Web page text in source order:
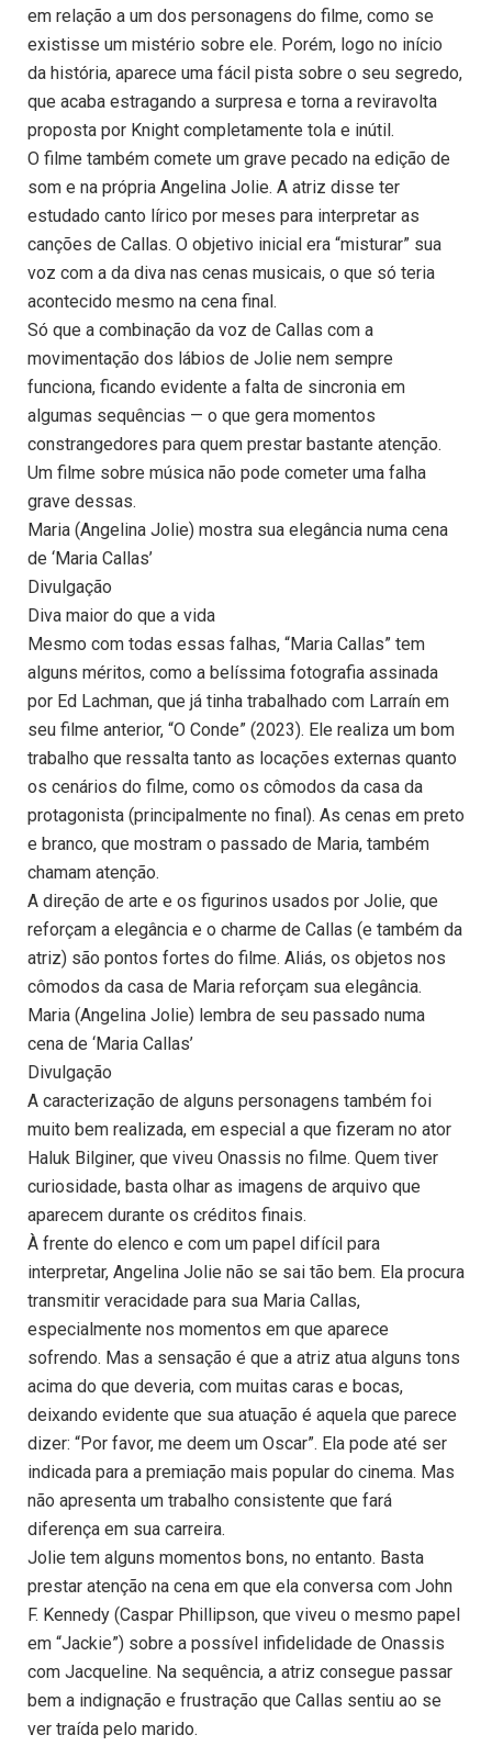
em relação a um dos personagens do filme, como se
existisse um mistério sobre ele. Porém, logo no início
da história, aparece uma fácil pista sobre o seu segredo,
que acaba estragando a surpresa e torna a reviravolta
proposta por Knight completamente tola e inútil.
O filme também comete um grave pecado na edição de
som e na própria Angelina Jolie. A atriz disse ter
estudado canto lírico por meses para interpretar as
canções de Callas. O objetivo inicial era “misturar” sua
voz com a da diva nas cenas musicais, o que só teria
acontecido mesmo na cena final.
Só que a combinação da voz de Callas com a
movimentação dos lábios de Jolie nem sempre
funciona, ficando evidente a falta de sincronia em
algumas sequências — o que gera momentos
constrangedores para quem prestar bastante atenção.
Um filme sobre música não pode cometer uma falha
grave dessas.
Maria (Angelina Jolie) mostra sua elegância numa cena
de ‘Maria Callas’
Divulgação
Diva maior do que a vida
Mesmo com todas essas falhas, “Maria Callas” tem
alguns méritos, como a belíssima fotografia assinada
por Ed Lachman, que já tinha trabalhado com Larraín em
seu filme anterior, “O Conde” (2023). Ele realiza um bom
trabalho que ressalta tanto as locações externas quanto
os cenários do filme, como os cômodos da casa da
protagonista (principalmente no final). As cenas em preto
e branco, que mostram o passado de Maria, também
chamam atenção.
A direção de arte e os figurinos usados por Jolie, que
reforçam a elegância e o charme de Callas (e também da
atriz) são pontos fortes do filme. Aliás, os objetos nos
cômodos da casa de Maria reforçam sua elegância.
Maria (Angelina Jolie) lembra de seu passado numa
cena de ‘Maria Callas’
Divulgação
A caracterização de alguns personagens também foi
muito bem realizada, em especial a que fizeram no ator
Haluk Bilginer, que viveu Onassis no filme. Quem tiver
curiosidade, basta olhar as imagens de arquivo que
aparecem durante os créditos finais.
À frente do elenco e com um papel difícil para
interpretar, Angelina Jolie não se sai tão bem. Ela procura
transmitir veracidade para sua Maria Callas,
especialmente nos momentos em que aparece
sofrendo. Mas a sensação é que a atriz atua alguns tons
acima do que deveria, com muitas caras e bocas,
deixando evidente que sua atuação é aquela que parece
dizer: “Por favor, me deem um Oscar”. Ela pode até ser
indicada para a premiação mais popular do cinema. Mas
não apresenta um trabalho consistente que fará
diferença em sua carreira.
Jolie tem alguns momentos bons, no entanto. Basta
prestar atenção na cena em que ela conversa com John
F. Kennedy (Caspar Phillipson, que viveu o mesmo papel
em “Jackie”) sobre a possível infidelidade de Onassis
com Jacqueline. Na sequência, a atriz consegue passar
bem a indignação e frustração que Callas sentiu ao se
ver traída pelo marido.